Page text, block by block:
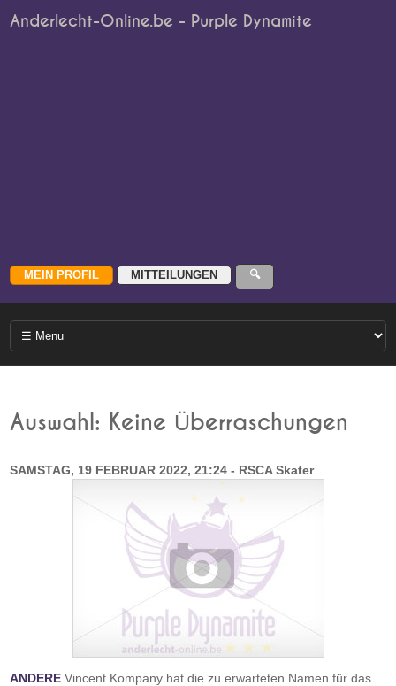
Anderlecht-Online.be - Purple Dynamite
Auswahl: Keine Überraschungen
SAMSTAG, 19 FEBRUAR 2022, 21:24 - RSCA Skater
ANDERE Vincent Kompany hat die zu erwarteten Namen für das